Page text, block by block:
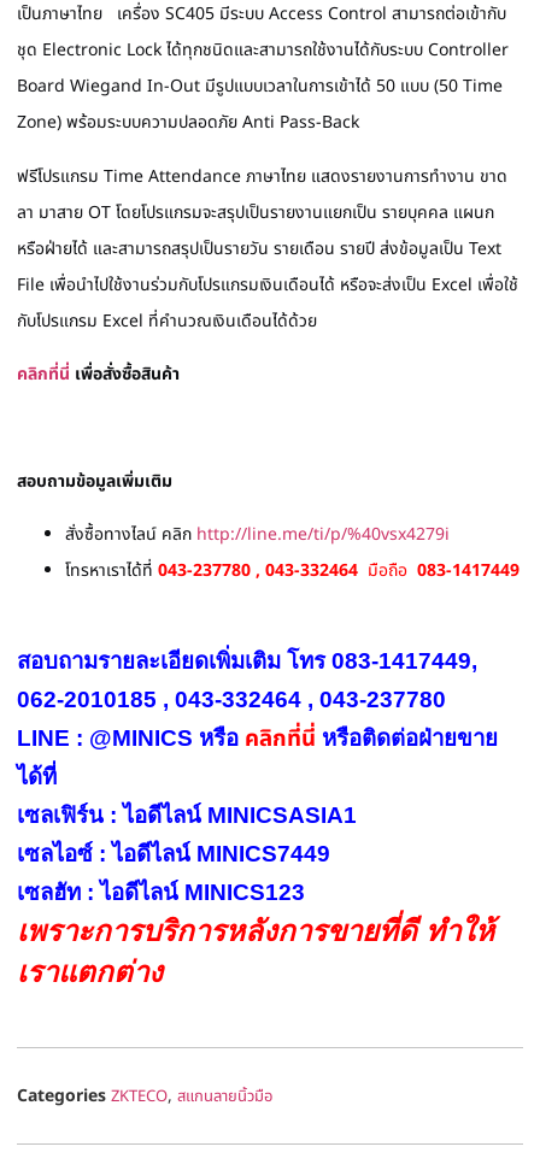
เป็นภาษาไทย เครื่อง SC405 มีระบบ Access Control สามารถต่อเข้ากับ
ชุด Electronic Lock ได้ทุกชนิดและสามารถใช้งานได้กับระบบ Controller
Board Wiegand In-Out มีรูปแบบเวลาในการเข้าได้ 50 แบบ (50 Time
Zone) พร้อมระบบความปลอดภัย Anti Pass-Back
ฟรีโปรแกรม Time Attendance ภาษาไทย แสดงรายงานการทำงาน ขาด
ลา มาสาย OT โดยโปรแกรมจะสรุปเป็นรายงานแยกเป็น รายบุคคล แผนก
หรือฝ่ายได้ และสามารถสรุปเป็นรายวัน รายเดือน รายปี ส่งข้อมูลเป็น Text
File เพื่อนำไปใช้งานร่วมกับโปรแกรมเงินเดือนได้ หรือจะส่งเป็น Excel เพื่อใช้
กับโปรแกรม Excel ที่คำนวณเงินเดือนได้ด้วย
คลิกที่นี่ เพื่อสั่งซื้อสินค้า
สอบถามข้อมูลเพิ่มเติม
สั่งซื้อทางไลน์ คลิก http://line.me/ti/p/%40vsx4279i
โทรหาเราได้ที่ 043-237780 , 043-332464 มือถือ 083-1417449
สอบถามรายละเอียดเพิ่มเติม โทร 083-1417449,
062-2010185 , 043-332464 , 043-237780
LINE : @MINICS หรือ คลิกที่นี่ หรือติดต่อฝ่ายขาย
ได้ที่
เซลเฟิร์น : ไอดีไลน์ MINICSASIA1
เซลไอซ์ : ไอดีไลน์ MINICS7449
เซลฮัท : ไอดีไลน์ MINICS123
เพราะการบริการหลังการขายที่ดี ทำให้
เราแตกต่าง
Categories ZKTECO, สแกนลายนิ้วมือ